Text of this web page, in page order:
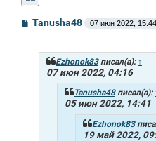
С
о
Tanusha48 07 июн 2022, 15:44
Ezhonok83писал(а): ↑
07 июн 2022, 04:16
Tanusha48писал(а):
05 июн 2022, 14:41
Ezhonok83
19 май 2022,